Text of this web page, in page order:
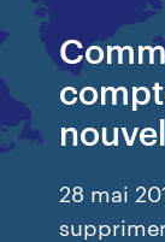
28 mai